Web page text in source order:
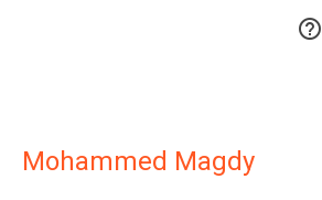

Mohammed Magdy